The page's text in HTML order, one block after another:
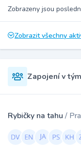
Zobrazeny jsou
Zobrazit všechny
Zapojení v
Rybičky na tahu /